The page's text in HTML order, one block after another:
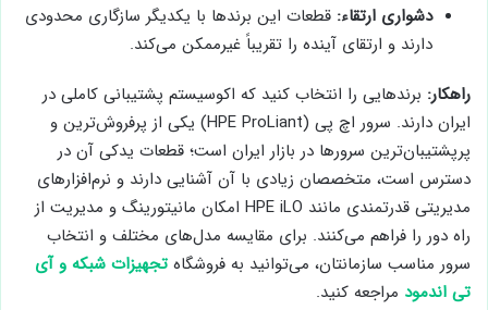
دشواری ارتقاء: قطعات این برندها با یکدیگر سازگاری محدودی
دارند و ارتقای آینده را تقریباً غیرممکن می‌کند.
راهکار: برندهایی را انتخاب کنید که اکوسیستم پشتیبانی کاملی در
ایران دارند. سرور اچ پی (HPE ProLiant) یکی از پرفروش‌ترین و
پرپشتیبان‌ترین سرورها در بازار ایران است؛ قطعات یدکی آن در
دسترس است، متخصصان زیادی با آن آشنایی دارند و نرم‌افزارهای
مدیریتی قدرتمندی مانند HPE iLO امکان مانیتورینگ و مدیریت از
راه دور را فراهم می‌کنند. برای مقایسه مدل‌های مختلف و انتخاب
سرور مناسب سازمانتان، می‌توانید به فروشگاه تجهیزات شبکه و آی
تی اندمود مراجعه کنید.